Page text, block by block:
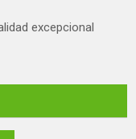
excepcional